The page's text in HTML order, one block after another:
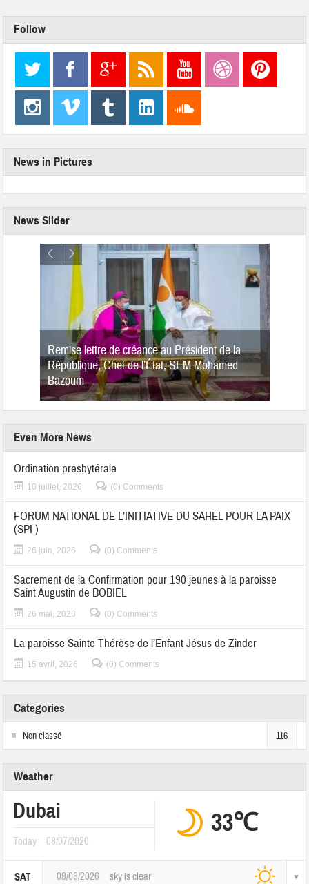
Follow
News in Pictures
News Slider
Remise lettre de créance au Président de la
République, Chef de l’État, SEM Mohamed
Bazoum
Even More News
Ordination presbytérale
10 juillet, 2026 (0) Comments
FORUM NATIONAL DE L’INITIATIVE DU SAHEL POUR LA PAIX
(SPI )
26 juin, 2026 (0) Comments
Sacrement de la Confirmation pour 190 jeunes à la paroisse
Saint Augustin de BOBIEL
26 mai, 2026 (0) Comments
La paroisse Sainte Thérèse de l’Enfant Jésus de Zinder
15 avril, 2026 (0) Comments
Categories
Non classé 116
Weather
Dubai
Today 08/07/2026
33℃
SAT 08/08/2026 sky is clear